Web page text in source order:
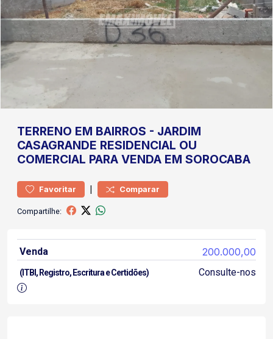
TERRENO EM BAIRROS - JARDIM
CASAGRANDE RESIDENCIAL OU
COMERCIAL PARA VENDA EM SOROCABA
Favoritar | Comparar
Compartilhe:
Venda 200.000,00
(ITBI, Registro, Escritura e Certidões) Consulte-nos